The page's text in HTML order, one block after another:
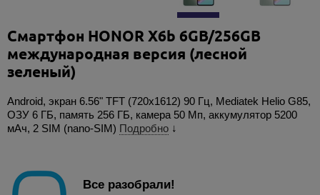
Смартфон HONOR X6b 6GB/256GB
международная версия (лесной
зеленый)
Android, экран 6.56" TFT (720x1612) 90 Гц, Mediatek Helio G85,
ОЗУ 6 ГБ, память 256 ГБ, камера 50 Мп, аккумулятор 5200
мАч, 2 SIM (nano-SIM) Подробно ↓
Все разобрали!